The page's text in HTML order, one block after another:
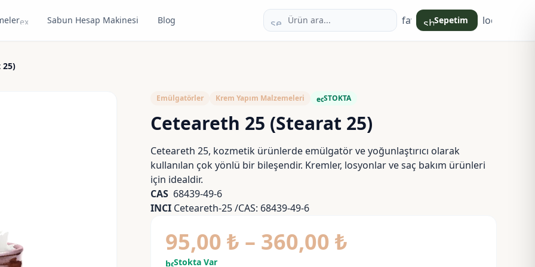
expand_moreSabun Hesap Makinesi Blog search favoriteshopping_bag
Sepetim login
25)
Emülgatörler Krem Yapım Malzemeleri ecoSTOKTA
Ceteareth 25 (Stearat 25)
Ceteareth 25, kozmetik ürünlerde emülgatör ve yoğunlaştırıcı olarak
kullanılan çok yönlü bir bileşendir. Kremler, losyonlar ve saç bakım ürünleri
için idealdir.
CAS 68439-49-6
INCI Ceteareth-25 /CAS: 68439-49-6
95,00 ₺ – 360,00 ₺
boltStokta Var